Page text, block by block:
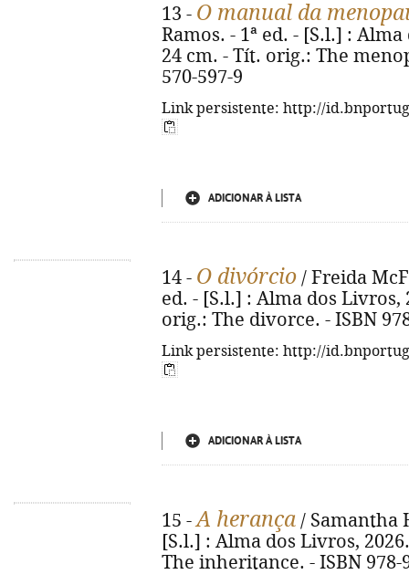
13 - O manual da
Ramos. - 1ª ed. - [S.l.] :
24 cm. - Tít. orig.: The
570-597-9
Link persistente: http://
ADICIONAR À LISTA
14 - O divórcio / Freida
ed. - [S.l.] : Alma dos Livros,
orig.: The divorce. - ISBN
Link persistente: http://
ADICIONAR À LISTA
15 -A herança / Samantha
[S.l.] : Alma dos Livros,
The inheritance. - ISBN 978-